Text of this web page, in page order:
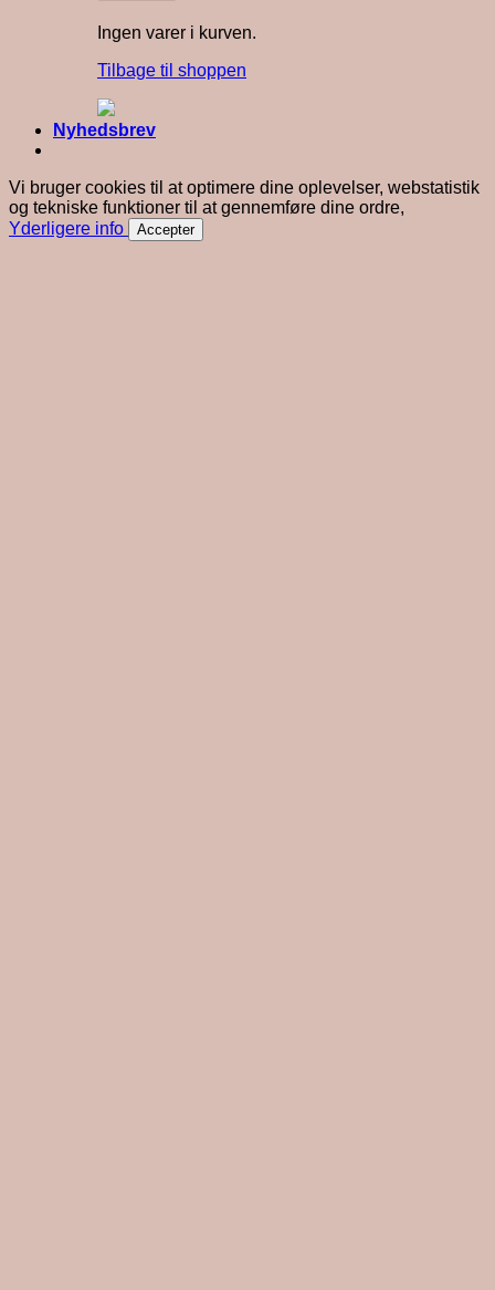
Ingen varer i kurven.
Tilbage til shoppen
Nyhedsbrev
Vi bruger cookies til at optimere dine oplevelser, webstatistik
og tekniske funktioner til at gennemføre dine ordre,
Yderligere info
Accepter